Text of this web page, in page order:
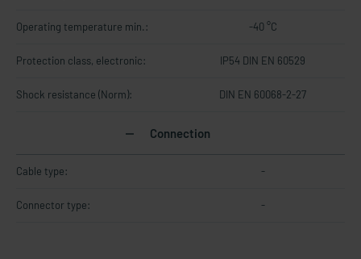
Operating temperature min.: -40 °C
Protection class, electronic: IP54 DIN EN 60529
Shock resistance (Norm): DIN EN 60068-2-27
Connection
Cable type: -
Connector type: -